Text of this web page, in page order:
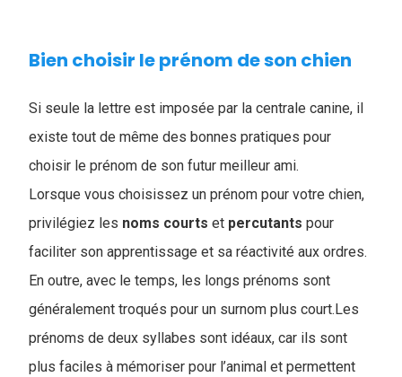
Bien choisir le prénom de son chien
Si seule la lettre est imposée par la centrale canine, il
existe tout de même des bonnes pratiques pour
choisir le prénom de son futur meilleur ami.
Lorsque vous choisissez un prénom pour votre chien,
privilégiez les noms courts et percutants pour
faciliter son apprentissage et sa réactivité aux ordres.
En outre, avec le temps, les longs prénoms sont
généralement troqués pour un surnom plus court.Les
prénoms de deux syllabes sont idéaux, car ils sont
plus faciles à mémoriser pour l’animal et permettent